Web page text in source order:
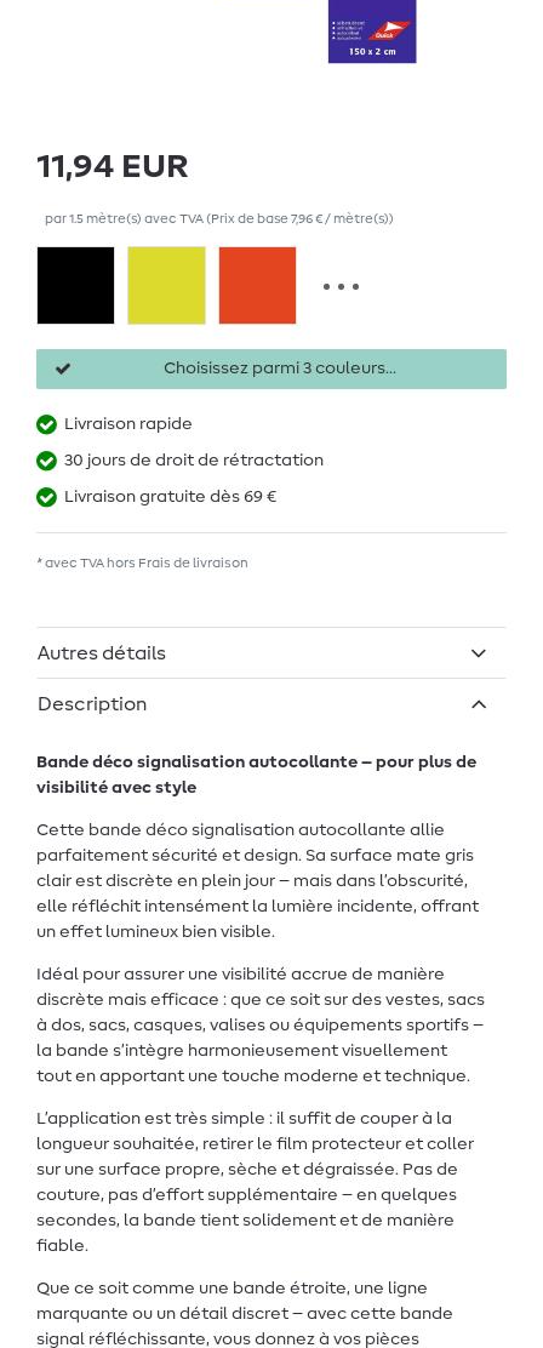
11,94 EUR
par1.5 mètre(s) avec TVA(Prix de base 7,96 € / mètre(s))
Choisissez parmi 3 couleurs...
Livraison rapide
30 jours de droit de rétractation
Livraison gratuite dès 69 €
* avec TVA hors Frais de livraison
Autres détails
Description
Bande déco signalisation autocollante – pour plus de
visibilité avec style
Cette bande déco signalisation autocollante allie
parfaitement sécurité et design. Sa surface mate gris
clair est discrète en plein jour – mais dans l’obscurité,
elle réfléchit intensément la lumière incidente, offrant
un effet lumineux bien visible.
Idéal pour assurer une visibilité accrue de manière
discrète mais efficace : que ce soit sur des vestes, sacs
à dos, sacs, casques, valises ou équipements sportifs –
la bande s’intègre harmonieusement visuellement
tout en apportant une touche moderne et technique.
L’application est très simple : il suffit de couper à la
longueur souhaitée, retirer le film protecteur et coller
sur une surface propre, sèche et dégraissée. Pas de
couture, pas d’effort supplémentaire – en quelques
secondes, la bande tient solidement et de manière
fiable.
Que ce soit comme une bande étroite, une ligne
marquante ou un détail discret – avec cette bande
signal réfléchissante, vous donnez à vos pièces